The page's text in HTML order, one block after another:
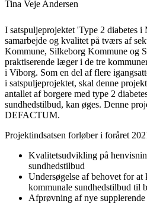
Tina Veje Andersen
I satspuljeprojektet 'Type 2 diabetes
samarbejde og kvalitet på tværs af
Kommune, Silkeborg Kommune og
praktiserende læger i de tre
i Viborg. Som en del af flere
i satspuljeprojektet, skal denne
antallet af borgere med type 2
sundhedstilbud, kan øges. Denne
DEFACTUM.
Projektindsatsen forløber i foråret
Kvalitetsudvikling på
sundhedstilbud
Undersøgelse af behovet for
kommunale sundhedstilbud til
Afprøvning af nye